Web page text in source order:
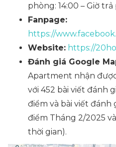
phòng: 14:00 – Giờ trả
Fanpage:
https://
Website: https://
Đánh giá Google
Apartment nhận
với 452 bài viết đánh
điểm và bài viết đánh
điểm Tháng 2/2025
thời gian).